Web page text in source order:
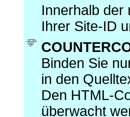
Innerhalb der
Ihrer Site-ID
Binden Sie
in den
Den HTML-
überwacht